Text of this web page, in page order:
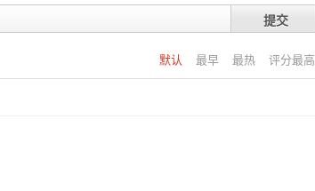
提交
默认 最早 最热 评分最高